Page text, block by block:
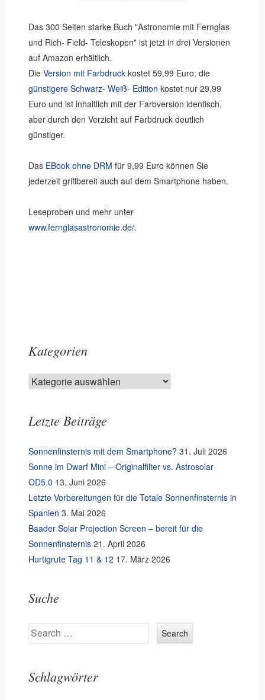
Das 300 Seiten starke Buch "Astronomie mit Fernglas
und Rich- Field- Teleskopen" ist jetzt in drei Versionen
auf Amazon erhältlich.
Die Version mit Farbdruckkostet 59,99 Euro; die
günstigere Schwarz- Weiß- Edition kostet nur 29,99
Euro und ist inhaltlich mit der Farbversion identisch,
aber durch den Verzicht auf Farbdruck deutlich
günstiger.
Das EBook ohne DRM für 9,99 Euro können Sie
jederzeit griffbereit auch auf dem Smartphone haben.
Leseproben und mehr unter
www.fernglasastronomie.de/.
Kategorien
Kategorien
Letzte Beiträge
Sonnenfinsternis mit dem Smartphone? 31. Juli 2026
Sonne im Dwarf Mini – Originalfilter vs. Astrosolar
OD5.0 13. Juni 2026
Letzte Vorbereitungen für die Totale Sonnenfinsternis in
Spanien 3. Mai 2026
Baader Solar Projection Screen – bereit für die
Sonnenfinsternis 21. April 2026
Hurtigrute Tag 11 & 12 17. März 2026
Suche
Search
Schlagwörter